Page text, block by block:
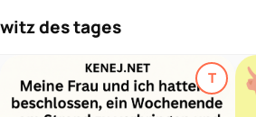
witz des tages
TTop-